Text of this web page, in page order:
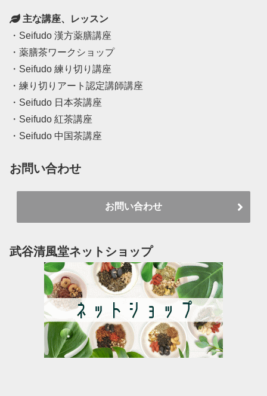
主な講座、レッスン
・Seifudo 漢方薬膳講座
・薬膳茶ワークショップ
・Seifudo 練り切り講座
・練り切りアート認定講師講座
・Seifudo 日本茶講座
・Seifudo 紅茶講座
・Seifudo 中国茶講座
お問い合わせ
お問い合わせ
武谷清風堂ネットショップ